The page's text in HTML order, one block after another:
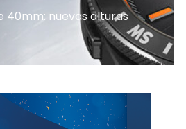
40mm: nuevas alturas